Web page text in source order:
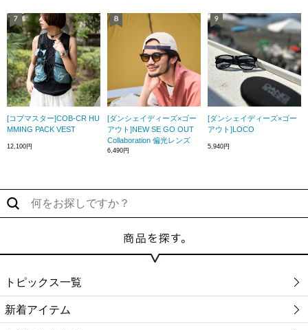
[コブマスター]COB-CR HU
MMING PACK VEST
12,100円
[ダンシェイディーズ×ゴー
アウト]NEW SE GO OUT
Collaboration 偏光レンズ
6,490円
[ダンシェイディーズ×ゴー
アウト]LOCO
5,940円
トピックス一覧
新着アイテム